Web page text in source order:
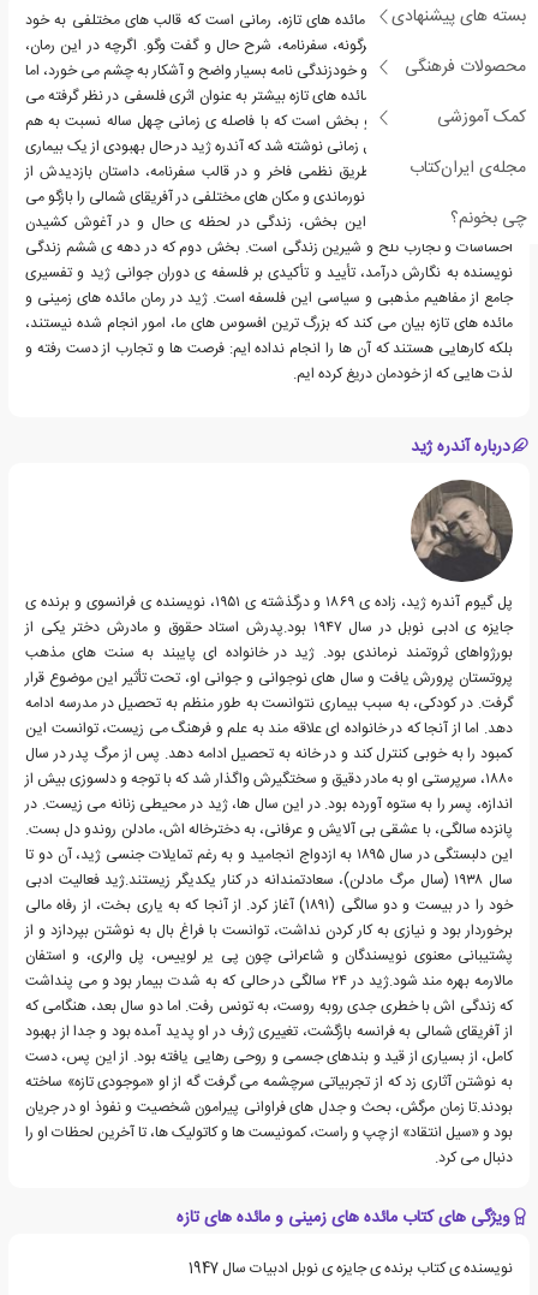
بسته های پیشنهادی
محصولات فرهنگی
کمک آموزشی
مجله‌ی ایران‌کتاب
چی بخونم؟
رمان مائده های زمینی و مائده های تازه، رمانی است که قالب های مختلفی به خود
گرفته است: نظم، نثر شعرگونه، سفرنامه، شرح حال و گفت وگو. اگرچه در این رمان،
المان های داستان پردازی و خودزندگی نامه بسیار واضح و آشکار به چشم می خورد، اما
رمان مائده های زمینی و مائده های تازه بیشتر به عنوان اثری فلسفی در نظر گرفته می
شود. این عنوان شامل دو بخش است که با فاصله ی زمانی چهل ساله نسبت به هم
نوشته شده اند. بخش اول زمانی نوشته شد که آندره ژید در حال بهبودی از یک بیماری
کشنده بود. نویسنده از طریق نظمی فاخر و در قالب سفرنامه، داستان بازدیدش از
جنوب ایتالیا، مزرعه ای در نورماندی و مکان های مختلفی در آفریقای شمالی را بازگو می
کند. جان مایه ی اصلی این بخش، زندگی در لحظه ی حال و در آغوش کشیدن
احساسات و تجارب تلخ و شیرین زندگی است. بخش دوم که در دهه ی ششم زندگی
نویسنده به نگارش درآمد، تأیید و تأکیدی بر فلسفه ی دوران جوانی ژید و تفسیری
جامع از مفاهیم مذهبی و سیاسی این فلسفه است. ژید در رمان مائده های زمینی و
مائده های تازه بیان می کند که بزرگ ترین افسوس های ما، امور انجام شده نیستند،
بلکه کارهایی هستند که آن ها را انجام نداده ایم: فرصت ها و تجارب از دست رفته و
لذت هایی که از خودمان دریغ کرده ایم.
درباره آندره ژید
پل گیوم آندره ژید، زاده ی ۱۸۶۹ و درگذشته ی ۱۹۵۱، نویسنده ی فرانسوی و برنده ی
جایزه ی ادبی نوبل در سال ۱۹۴۷ بود.پدرش استاد حقوق و مادرش دختر یکی از
بورژواهای ثروتمند نرماندی بود. ژید در خانواده ای پایبند به سنت های مذهب
پروتستان پرورش یافت و سال های نوجوانی و جوانی او، تحت تأثیر این موضوع قرار
گرفت. در کودکی، به سبب بیماری نتوانست به طور منظم به تحصیل در مدرسه ادامه
دهد. اما از آنجا که در خانواده ای علاقه مند به علم و فرهنگ می زیست، توانست این
کمبود را به خوبی کنترل کند و در خانه به تحصیل ادامه دهد. پس از مرگ پدر در سال
۱۸۸۰، سرپرستی او به مادر دقیق و سختگیرش واگذار شد که با توجه و دلسوزی بیش از
اندازه، پسر را به ستوه آورده بود. در این سال ها، ژید در محیطی زنانه می زیست. در
پانزده سالگی، با عشقی بی آلایش و عرفانی، به دخترخاله اش، مادلن روندو دل بست.
این دلبستگی در سال ۱۸۹۵ به ازدواج انجامید و به رغم تمایلات جنسی ژید، آن دو تا
سال ۱۹۳۸ (سال مرگ مادلن)، سعادتمندانه در کنار یکدیگر زیستند.ژید فعالیت ادبی
خود را در بیست و دو سالگی (۱۸۹۱) آغاز کرد. از آنجا که به یاری بخت، از رفاه مالی
برخوردار بود و نیازی به کار کردن نداشت، توانست با فراغ بال به نوشتن بپردازد و از
پشتیبانی معنوی نویسندگان و شاعرانی چون پی یر لوییس، پل والری، و استفان
مالارمه بهره مند شود.ژید در ۲۴ سالگی در حالی که به شدت بیمار بود و می پنداشت
که زندگی اش با خطری جدی روبه روست، به تونس رفت. اما دو سال بعد، هنگامی که
از آفریقای شمالی به فرانسه بازگشت، تغییری ژرف در او پدید آمده بود و جدا از بهبود
کامل، از بسیاری از قید و بندهای جسمی و روحی رهایی یافته بود. از این پس، دست
به نوشتن آثاری زد که از تجربیاتی سرچشمه می گرفت گه از او «موجودی تازه» ساخته
بودند.تا زمان مرگش، بحث و جدل های فراوانی پیرامون شخصیت و نفوذ او در جریان
بود و «سیل انتقاد» از چپ و راست، کمونیست ها و کاتولیک ها، تا آخرین لحظات او را
دنبال می کرد.
ویژگی های کتاب مائده های زمینی و مائده های تازه
نویسنده ی کتاب برنده ی جایزه ی نوبل ادبیات سال 1947